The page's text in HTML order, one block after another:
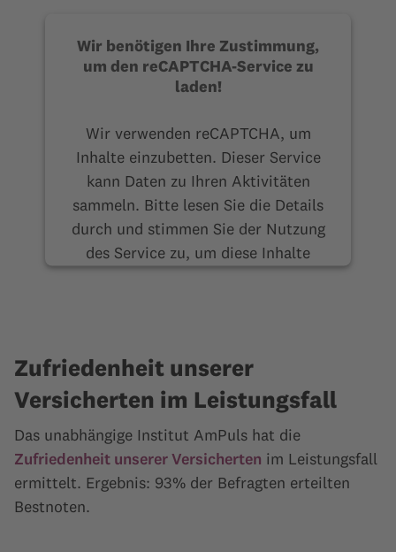
Wir benötigen Ihre Zustimmung,
um den reCAPTCHA-Service zu
laden!
Wir verwenden reCAPTCHA, um
Inhalte einzubetten. Dieser Service
kann Daten zu Ihren Aktivitäten
sammeln. Bitte lesen Sie die Details
durch und stimmen Sie der Nutzung
des Service zu, um diese Inhalte
Akzeptieren
Zufriedenheit unserer
Versicherten im Leistungsfall
Das unabhängige Institut AmPuls hat die
Zufriedenheit unserer Versicherten im Leistungsfall
ermittelt. Ergebnis: 93% der Befragten erteilten
Bestnoten.